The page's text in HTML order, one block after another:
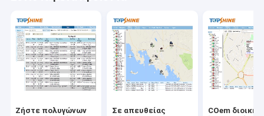
Ζήστε πολυγώνων
Σε απευθείας
COem